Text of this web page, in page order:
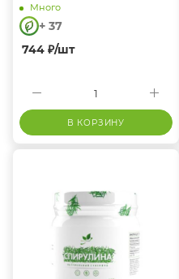
Много
+ 37
744 ₽/шт
В КОРЗИНУ